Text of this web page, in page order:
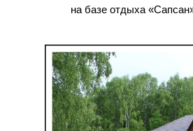
на базе отдыха